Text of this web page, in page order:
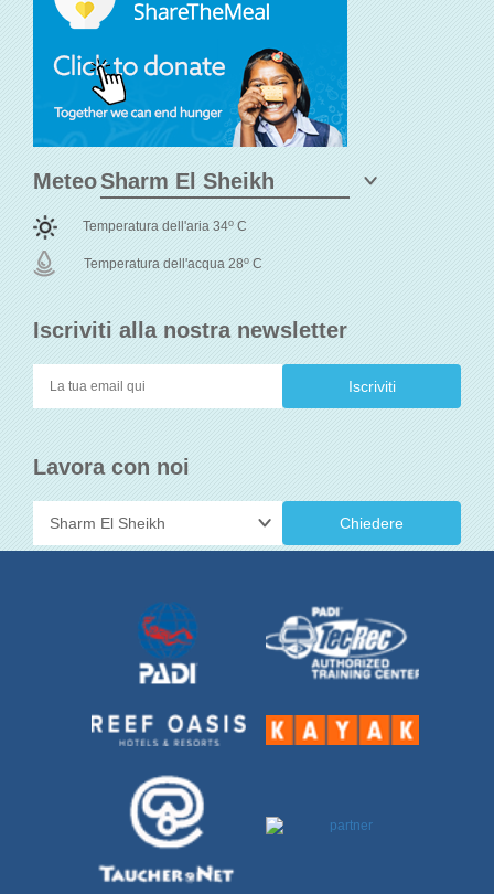
Iscriviti alla nostra newsletter
Lavora con noi
Chiedere
Meteo
Temperatura dell'aria 34o C
Temperatura dell'acqua 28o C